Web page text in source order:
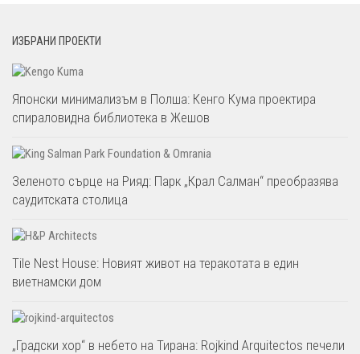
ИЗБРАНИ ПРОЕКТИ
Японски минимализъм в Полша: Кенго Кума проектира
спираловидна библиотека в Жешов
Зеленото сърце на Рияд: Парк „Крал Салман“ преобразява
саудитската столица
Tile Nest House: Новият живот на теракотата в един
виетнамски дом
„Градски хор“ в небето на Тирана: Rojkind Arquitectos печели